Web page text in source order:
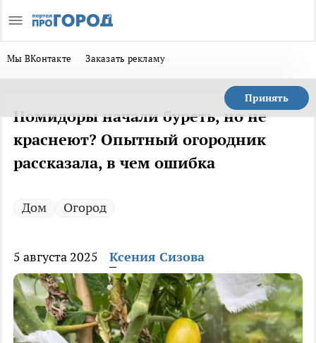
Мы ВКонтакте Заказать рекламу
Принять
Помидоры начали буреть, но не
краснеют? Опытный огородник
рассказала, в чем ошибка
Дом Огород
5 августа 2025 Ксения Сизова